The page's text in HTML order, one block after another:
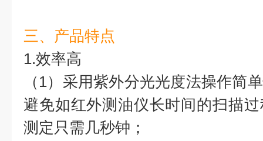
三、产品特点
1.效率高
（1）采用紫外分光光度法操作简
避免如红外测油仪长时间的扫描
测定只需几秒钟；